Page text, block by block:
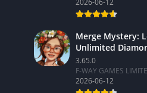
2026-06-12
Merge Mystery:
Unlimited
3.65.0
F-WAY GAMES
2026-06-12